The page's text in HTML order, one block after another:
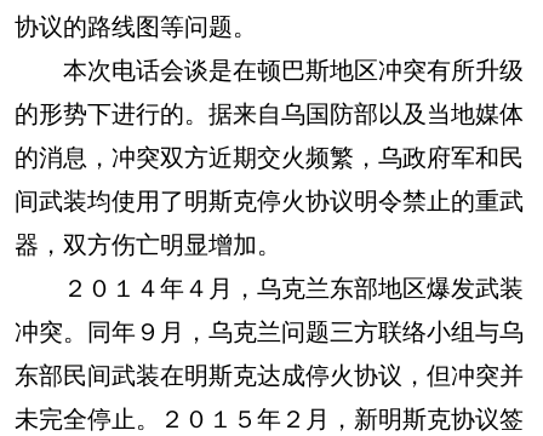
协议的路线图等问题。
本次电话会谈是在顿巴斯地区冲突有所升级
的形势下进行的。据来自乌国防部以及当地媒体
的消息，冲突双方近期交火频繁，乌政府军和民
间武装均使用了明斯克停火协议明令禁止的重武
器，双方伤亡明显增加。
２０１４年４月，乌克兰东部地区爆发武装
冲突。同年９月，乌克兰问题三方联络小组与乌
东部民间武装在明斯克达成停火协议，但冲突并
未完全停止。２０１５年２月，新明斯克协议签